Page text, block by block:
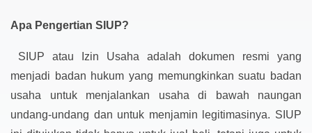
Apa Pengertian SIUP?
SIUP atau Izin Usaha adalah dokumen resmi yang
menjadi badan hukum yang memungkinkan suatu badan
usaha untuk menjalankan usaha di bawah naungan
undang-undang dan untuk menjamin legitimasinya. SIUP